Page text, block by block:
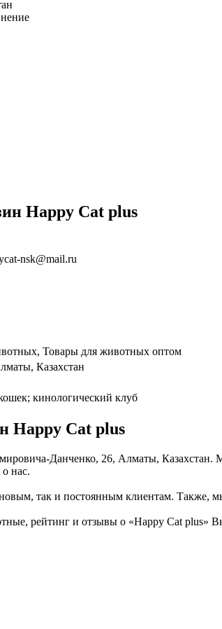
Happy Cat plus
nsk@mail.ru
Товары для животных оптом
Казахстан
кинологический клуб
Happy Cat plus
Данченко, 26, Алматы,
нас.
так и постоянным клиентам. Также,
рейтинг и отзывы о «Happy Cat plus»